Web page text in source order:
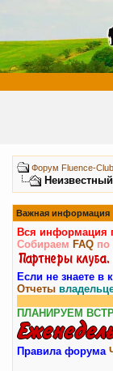
Форум Fluence-
Важная информация
Вся информация
Собираем FAQ по
Если не знаете в
Отчеты
ПЛАНИРУЕМ
Правила форума